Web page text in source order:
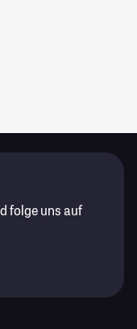
folge uns auf